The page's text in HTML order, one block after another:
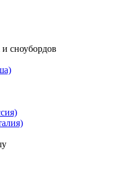
сноубордов